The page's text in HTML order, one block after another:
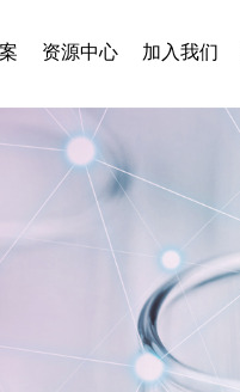
资源中心 加入我们